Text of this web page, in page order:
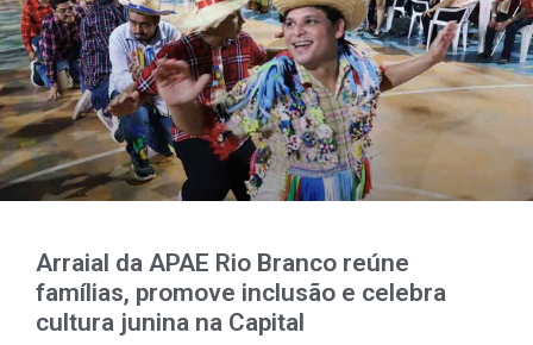
Arraial da APAE Rio Branco reúne
famílias, promove inclusão e celebra
cultura junina na Capital